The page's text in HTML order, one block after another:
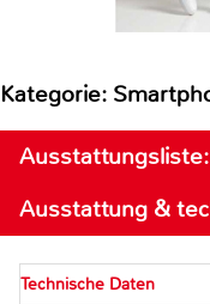
Kategorie:
Ausstattung &
Technische Daten